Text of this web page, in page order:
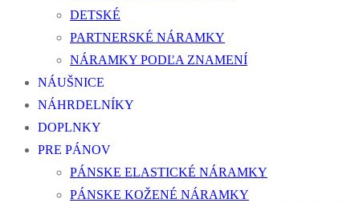
DETSKÉ
PARTNERSKÉ NÁRAMKY
NÁRAMKY PODĽA ZNAMENÍ
NÁUŠNICE
NÁHRDELNÍKY
DOPLNKY
PRE PÁNOV
PÁNSKE ELASTICKÉ NÁRAMKY
PÁNSKE KOŽENÉ NÁRAMKY